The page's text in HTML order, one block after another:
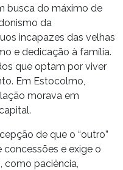
busca do máximo de
da
incapazes das velhas
e dedicação à família.
que optam por viver
Em Estocolmo,
morava em
de que o “outro”
e exige o
como paciência,